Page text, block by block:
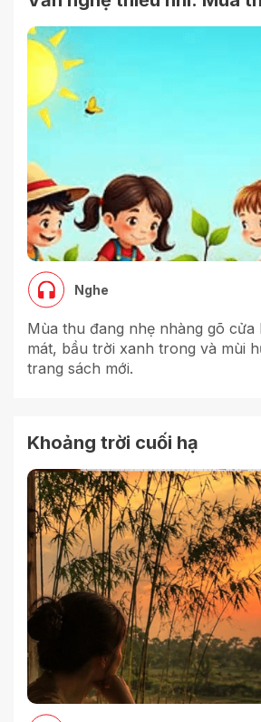
Nghe
Mùa thu đang nhẹ nhàng gõ cửa
mát, bầu trời xanh trong và mùi
trang sách mới.
Khoảng trời cuối hạ